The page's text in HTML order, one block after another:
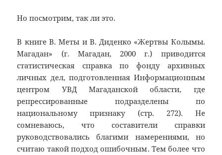
Но посмотрим, так ли это.
В книге В. Меты и В. Диденко «Жертвы Колымы.
Магадан» (г. Магадан, 2000 г.) приводится
статистическая справка по фонду архивных
личных дел, подготовленная Информационным
центром УВД Магаданской области, где
репрессированные подразделены по
национальному признаку (стр. 272). Не
сомневаюсь, что составители справки
руководствовались благими намерениями, но
считаю такой подход ошибочным. Тем более что